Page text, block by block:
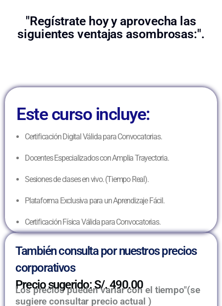
"Regístrate hoy y aprovecha las
siguientes ventajas asombrosas:".
Este curso incluye:
Certificación Digital Válida para Convocatorias.
Docentes Especializados con Amplia Trayectoria.
Sesiones de clases en vivo. (Tiempo Real).
Plataforma Exclusiva para un Aprendizaje Fácil.
Certificación Física Válida para Convocatorias.
También consulta por nuestros precios
corporativos
Precio sugerido: S/. 490.00
Los precios pueden variar con el tiempo"(se
sugiere consultar precio actual )